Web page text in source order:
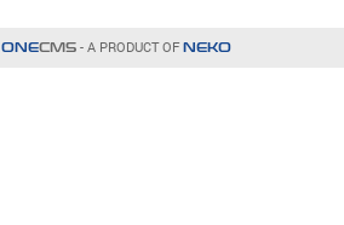
ONECMS- A PRODUCT OF NEKO